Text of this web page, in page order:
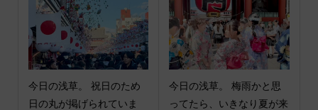
今日の浅草。 祝日のため
日の丸が掲げられていま
今日の浅草。 梅雨かと思
ってたら、いきなり夏が来